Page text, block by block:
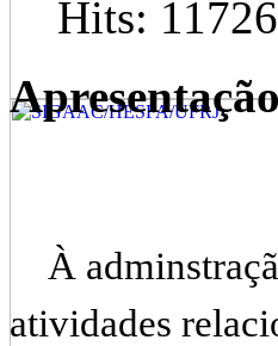
Hits: 11726
À
atividades